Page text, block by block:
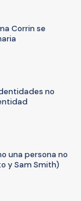
Corrin se
no
una persona no
y Sam Smith)